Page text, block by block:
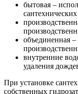
бытовая –
объединенная
внутренние
удаления
При установке
собственных